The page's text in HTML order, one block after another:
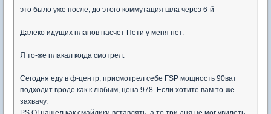
это было уже после, до этого коммутация шла через 6-й
Далеко идущих планов насчет Пети у меня нет.
Я то-же плакал когда смотрел.
Сегодня еду в ф-центр, присмотрел себе FSP мощность 90ват
подходит вроде как к любым, цена 978. Если хотите вам то-же
захвачу.